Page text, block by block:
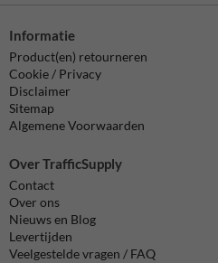
Informatie
Product(en) retourneren
Cookie / Privacy
Disclaimer
Sitemap
Algemene Voorwaarden
Over TrafficSupply
Contact
Over ons
Nieuws en Blog
Levertijden
Veelgestelde vragen / FAQ